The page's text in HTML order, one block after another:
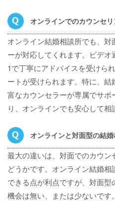
オンラインでのカウンセ
オンライン結婚相談所でも、
ーが対応してくれます。ビデ
1で丁寧にアドバイスを受けら
ートが受けられます。特に、
富なカウンセラーが専属でサ
り、オンラインでも安心して相
オンラインと対面型の結
最大の違いは、対面でのカウ
どうかです。オンライン結婚
できる点が利点ですが、対面
機会は無い、または少ないで